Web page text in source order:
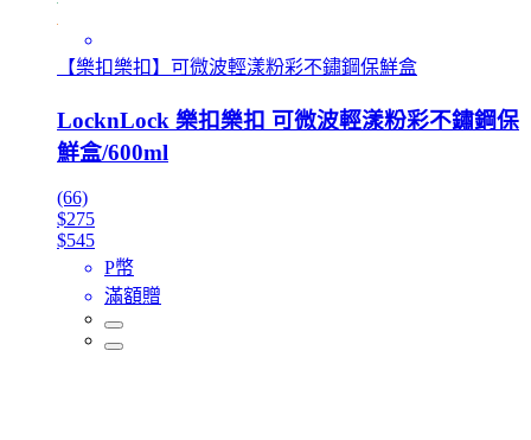
【樂扣樂扣】可微波輕漾粉彩不鏽鋼保鮮盒
LocknLock 樂扣樂扣 可微波輕漾粉彩不鏽鋼保
鮮盒/600ml
(66)
$275
$545
P幣
滿額贈